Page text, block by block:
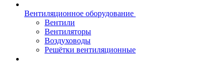
Вентиляционное оборудование
Вентили
Вентиляторы
Воздуховоды
Решётки вентиляционные